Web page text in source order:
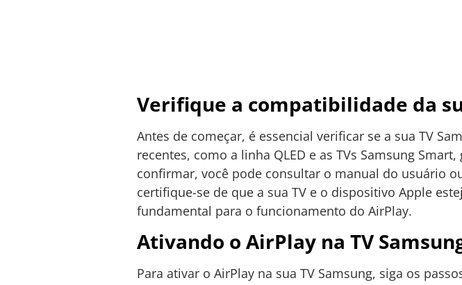
Verifique a compatibilidade da
Antes de começar, é essencial verificar se a sua TV
recentes, como a linha QLED e as TVs Samsung
confirmar, você pode consultar o manual do usuário
certifique-se de que a sua TV e o dispositivo Apple
fundamental para o funcionamento do AirPlay.
Ativando o AirPlay na TV
Para ativar o AirPlay na sua TV Samsung, siga os